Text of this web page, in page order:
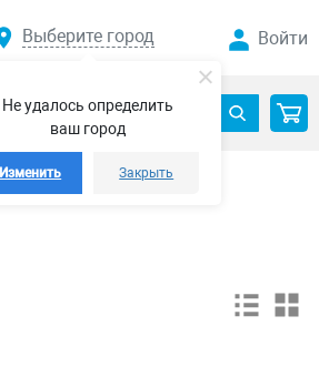
Не удалось определить
ваш город
Изменить Закрыть
Выберите город Войти